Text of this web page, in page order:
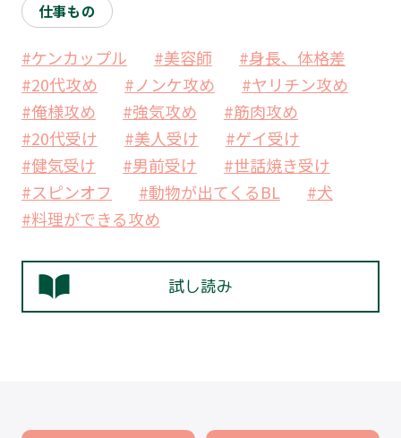
仕事もの
#ケンカップル #美容師
#身長、体格差
#20代攻め
#ノンケ攻め
#ヤリチン攻め
#俺様攻め
#強気攻め
#筋肉攻め
#20代受け
#美人受け
#ゲイ受け
#健気受け
#男前受け
#世話焼き受け
#スピンオフ
#動物が出てくるBL
#犬
#料理ができる攻め
試し読み